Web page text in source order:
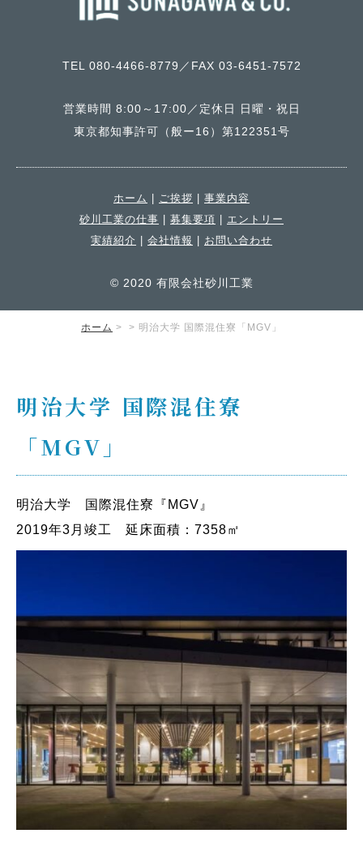
TEL 080-4466-8779／FAX 03-6451-7572
営業時間 8:00～17:00／定休日 日曜・祝日
東京都知事許可（般ー16）第122351号
ホーム | ご挨拶 | 事業内容
砂川工業の仕事 | 募集要項 | エントリー
実績紹介 | 会社情報 | お問い合わせ
© 2020 有限会社砂川工業
ホーム > > 明治大学 国際混住寮「MGV」
明治大学 国際混住寮
「MGV」
明治大学 国際混住寮『MGV』
2019年3月竣工 延床面積：7358㎡